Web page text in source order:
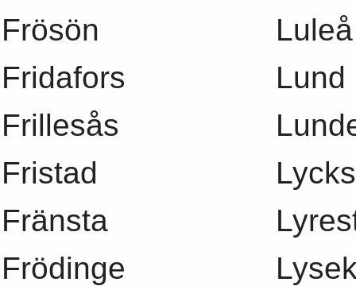
Frösön
Fridafors
Frillesås
Fristad
Fränsta
Frödinge
Luleå
Lund